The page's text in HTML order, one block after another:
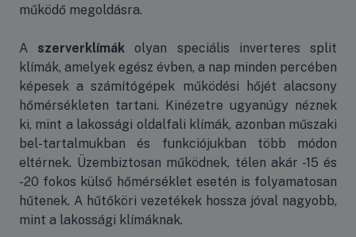
működő megoldásra.
A szerverklímák olyan speciális inverteres split
klímák, amelyek egész évben, a nap minden percében
képesek a számítógépek működési hőjét alacsony
hőmérsékleten tartani. Kinézetre ugyanúgy néznek
ki, mint a lakossági oldalfali klímák, azonban műszaki
bel-tartalmukban és funkciójukban több módon
eltérnek. Üzembiztosan működnek, télen akár -15 és
-20 fokos külső hőmérséklet esetén is folyamatosan
hűtenek. A hűtőköri vezetékek hossza jóval nagyobb,
mint a lakossági klímáknak.